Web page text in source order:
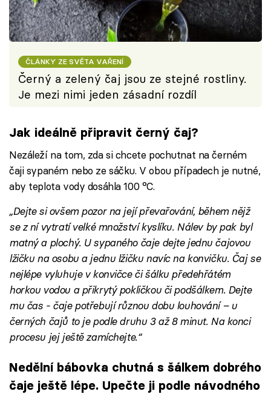
ČLÁNKY ZE SVĚTA VAŘENÍ
Černý a zelený čaj jsou ze stejné rostliny.
Je mezi nimi jeden zásadní rozdíl
Jak ideálně připravit černý čaj?
Nezáleží na tom, zda si chcete pochutnat na černém
čaji sypaném nebo ze sáčku. V obou případech je nutné,
aby teplota vody dosáhla 100 °C.
„Dejte si ovšem pozor na její převařování, během nějž
se z ní vytratí velké množství kyslíku. Nálev by pak byl
matný a plochý. U sypaného čaje dejte jednu čajovou
lžičku na osobu a jednu lžičku navíc na konvičku. Čaj se
nejlépe vyluhuje v konvičce či šálku předehřátém
horkou vodou a přikrytý pokličkou či podšálkem. Dejte
mu čas - čaje potřebují různou dobu louhování – u
černých čajů to je podle druhu 3 až 8 minut. Na konci
procesu jej ještě zamíchejte.“
Nedělní bábovka chutná s šálkem dobrého
čaje ještě lépe. Upečte ji podle návodného